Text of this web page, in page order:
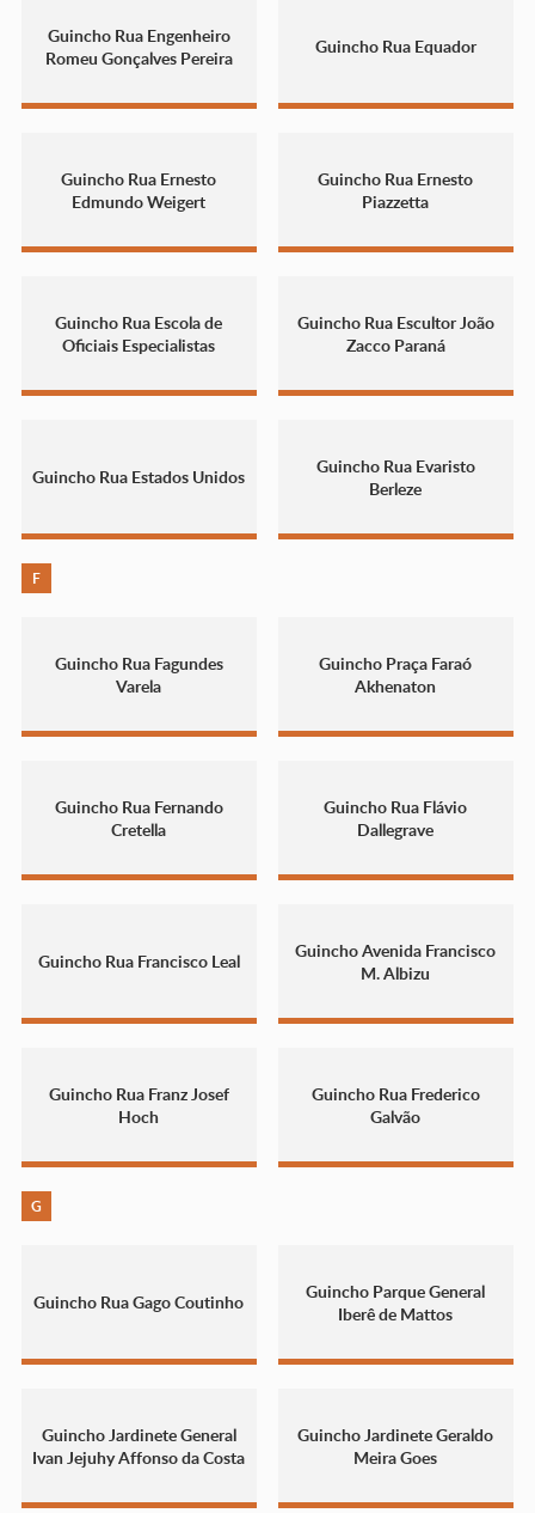
Guincho Rua Engenheiro
Romeu Gonçalves Pereira
Guincho Rua Equador
Guincho Rua Ernesto
Edmundo Weigert
Guincho Rua Ernesto
Piazzetta
Guincho Rua Escola de
Oficiais Especialistas
Guincho Rua Escultor João
Zacco Paraná
Guincho Rua Estados Unidos
Guincho Rua Evaristo
Berleze
F
Guincho Rua Fagundes
Varela
Guincho Praça Faraó
Akhenaton
Guincho Rua Fernando
Cretella
Guincho Rua Flávio
Dallegrave
Guincho Rua Francisco Leal
Guincho Avenida Francisco
M. Albizu
Guincho Rua Franz Josef
Hoch
Guincho Rua Frederico
Galvão
G
Guincho Rua Gago Coutinho
Guincho Parque General
Iberê de Mattos
Guincho Jardinete General
Ivan Jejuhy Affonso da Costa
Guincho Jardinete Geraldo
Meira Goes